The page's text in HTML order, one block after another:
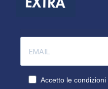
Accetto le